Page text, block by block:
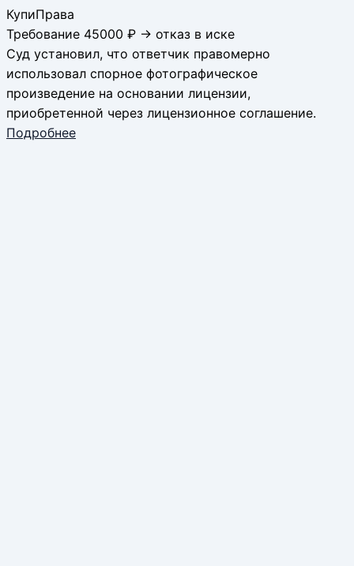
КупиПрава
Требование 45000 ₽ → отказ в иске
Суд установил, что ответчик правомерно
использовал спорное фотографическое
произведение на основании лицензии,
приобретенной через лицензионное соглашение.
Подробнее